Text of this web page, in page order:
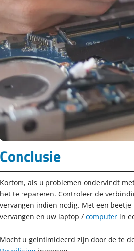
Conclusie
Kortom, als u problemen ondervindt
het te repareren. Controleer de
vervangen indien nodig. Met een
vervangen en uw laptop / computer in
Mocht u geintimideerd zijn door de te